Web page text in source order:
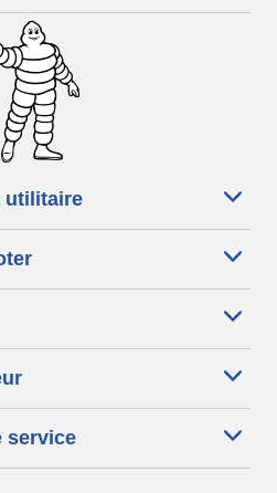
utilitaire
service